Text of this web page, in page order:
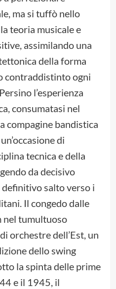
ma si tuffò nello
teoria musicale e
assimilando una
della forma
contraddistinto ogni
l’esperienza
consumatasi nel
compagine bandistica
di
tecnica e della
da decisivo
salto verso i
Il congedo dalle
nel tumultuoso
orchestre dell’Est, un
dello swing
la spinta delle prime
e il 1945, il